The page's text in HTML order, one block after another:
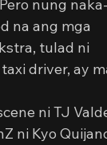
nung naka-
na ang mga
tulad ni
driver, ay
ni TJ
ni Kyo